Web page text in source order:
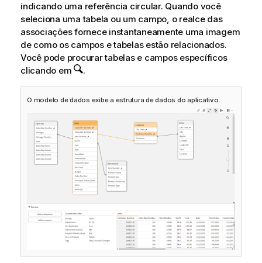
indicando uma referência circular. Quando você
seleciona uma tabela ou um campo, o realce das
associações fornece instantaneamente uma imagem
de como os campos e tabelas estão relacionados.
Você pode procurar tabelas e campos específicos
clicando em
.
O modelo de dados exibe a estrutura de dados do aplicativo.